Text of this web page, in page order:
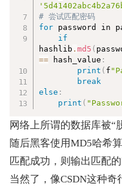
# 尝试匹配密码
for password in
if
hashlib .md5 (
== hash_value :
print ( f
break
else :
print (
网络上所谓的数据库被“
随后黑客使用MD5哈希
匹配成功，则输出匹配
当然了，像CSDN这种